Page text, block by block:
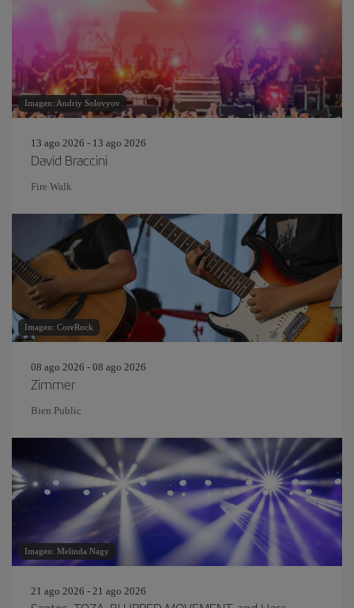
Imagen: Andriy Solovyov
13 ago 2026 - 13 ago 2026
David Braccini
Fire Walk
Imagen: CoreRock
08 ago 2026 - 08 ago 2026
Zimmer
Bien Public
Imagen: Melinda Nagy
21 ago 2026 - 21 ago 2026